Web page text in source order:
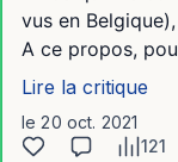
vus en
A ce propos,
Lire la critique
le 20 oct. 2021
121